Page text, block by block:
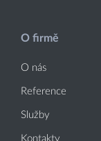
O firmě
O nás
Reference
Služby
Kontakty